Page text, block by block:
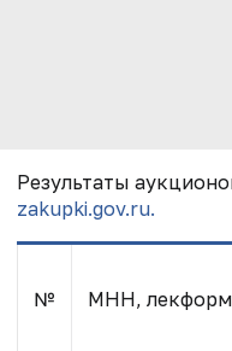
Результаты
zakupki.gov.ru.
№ МНН,